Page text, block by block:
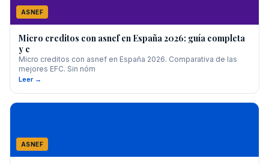
ASNEF
Micro creditos con asnef en España 2026: guía completa
y c
Micro creditos con asnef en España 2026. Comparativa de las
mejores EFC. Sin nóm
Leer →
ASNEF